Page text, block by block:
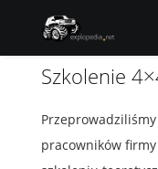
Szkolenie
pracowników firmy